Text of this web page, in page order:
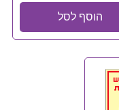
הוסף לסל